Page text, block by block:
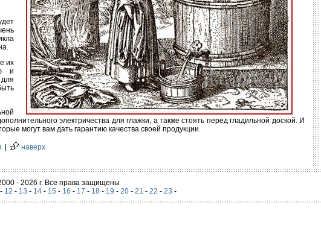
их
и
электричества для глажки, а также стоять перед гладильной доской. И
могут вам дать гарантию качества своей продукции.
наверх
- 2026 г. Все права защищены
- 12 - 13 - 14- 15 - 16 - 17 - 18- 19 - 20- 21 - 22 - 23 -